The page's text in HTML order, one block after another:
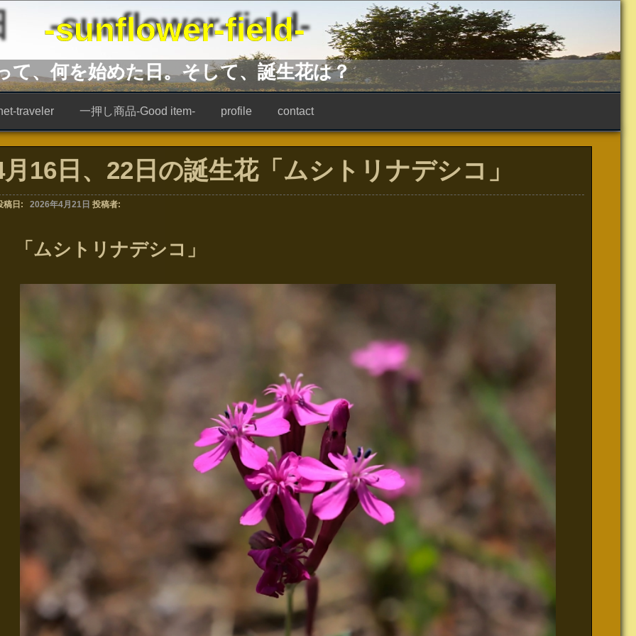
-sunflower-field-
、何を始めた日。そして、誕生花は？
traveler 一押し商品-Good item- profile contact
16日、22日の誕生花「ムシトリナデシコ」
稿日: 2026年4月21日 投稿者:
「ムシトリナデシコ」